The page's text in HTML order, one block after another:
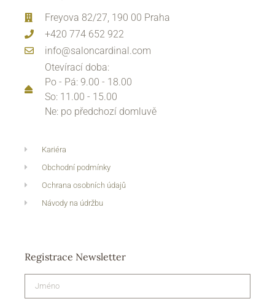
Freyova 82/27, 190 00 Praha
+420 774 652 922
info@saloncardinal.com
Otevírací doba:
Po - Pá: 9.00 - 18.00
So: 11.00 - 15.00
Ne: po předchozí domluvě
Kariéra
Obchodní podmínky
Ochrana osobních údajů
Návody na údržbu
Registrace Newsletter